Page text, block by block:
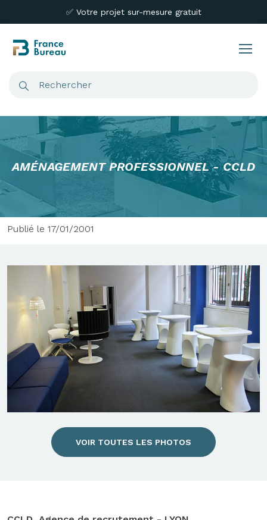
✅ Votre projet sur-mesure gratuit
AMÉNAGEMENT PROFESSIONNEL - CCLD
Publié le 17/01/2001
VOIR TOUTES LES PHOTOS